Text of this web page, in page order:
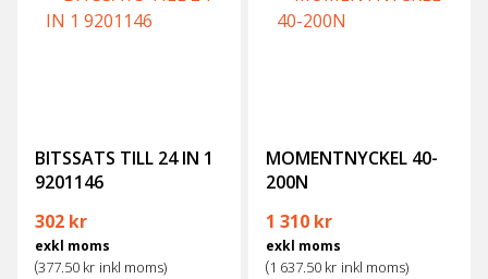
BITSSATS TILL 24 IN 1
9201146
302 kr
exkl moms
(377.50 kr inkl moms)
MOMENTNYCKEL 40-
200N
1 310 kr
exkl moms
(1 637.50 kr inkl moms)